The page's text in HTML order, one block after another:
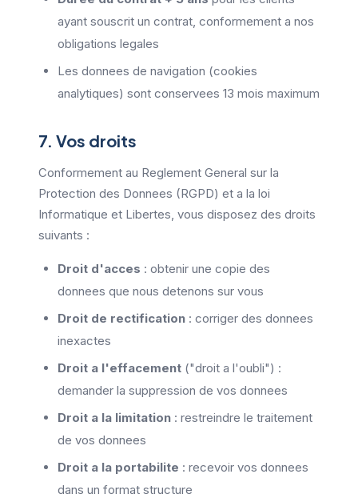
ayant souscrit un contrat, conformement a nos
obligations legales
Les donnees de navigation (cookies
analytiques) sont conservees 13 mois maximum
7. Vos droits
Conformement au Reglement General sur la
Protection des Donnees (RGPD) et a la loi
Informatique et Libertes, vous disposez des droits
suivants :
Droit d'acces : obtenir une copie des
donnees que nous detenons sur vous
Droit de rectification : corriger des donnees
inexactes
Droit a l'effacement ("droit a l'oubli") :
demander la suppression de vos donnees
Droit a la limitation : restreindre le traitement
de vos donnees
Droit a la portabilite : recevoir vos donnees
dans un format structure